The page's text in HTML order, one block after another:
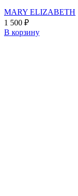
MARY ELIZABETH
1 500 ₽
В корзину